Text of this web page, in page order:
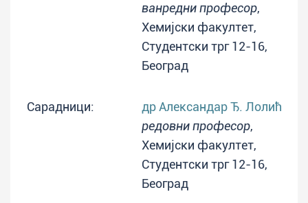
ванредни професор,
Хемијски факултет,
Студентски трг 12-16,
Београд
Сарадници:
др Александар Ђ. Лолић
редовни професор,
Хемијски факултет,
Студентски трг 12-16,
Београд